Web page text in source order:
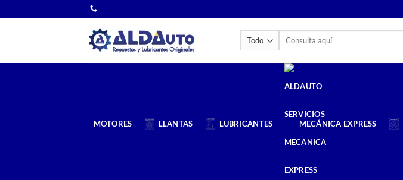
al
Buscar
MOTORES LLANTAS LUBRICANTES MECÁNICA EXPRESS